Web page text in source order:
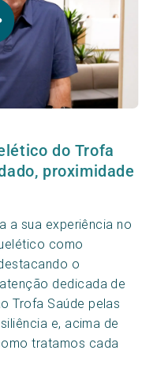
do Trofa
proximidade
a sua experiência no
como
o
dedicada de
Trofa Saúde pelas
e, acima de
tratamos cada